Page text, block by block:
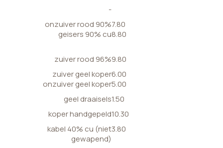
-
onzuiver rood 90%
geisers 90% cu
7.80
8.80
zuiver rood 96%9.80
zuiver geel koper
onzuiver geel koper
6.00
5.00
geel draaisels1.50
koper handgepeld10.30
kabel 40% cu (niet
gewapend)
3.80